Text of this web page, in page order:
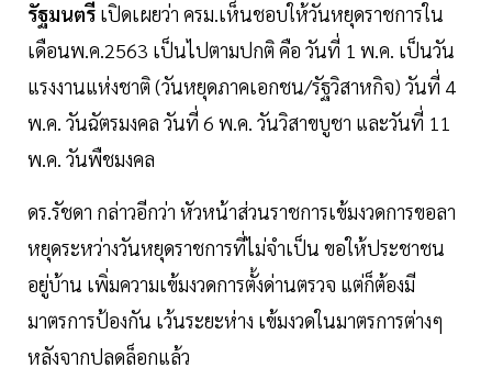
รัฐมนตรี เปิดเผยว่า ครม.เห็นชอบให้วันหยุดราชการใน
เดือนพ.ค.2563 เป็นไปตามปกติ คือ วันที่ 1 พ.ค. เป็นวัน
แรงงานแห่งชาติ (วันหยุดภาคเอกชน/รัฐวิสาหกิจ) วันที่ 4
พ.ค. วันฉัตรมงคล วันที่ 6 พ.ค. วันวิสาขบูชา และวันที่ 11
พ.ค. วันพืชมงคล
ดร.รัชดา กล่าวอีกว่า หัวหน้าส่วนราชการเข้มงวดการขอลา
หยุดระหว่างวันหยุดราชการที่ไม่จำเป็น ขอให้ประชาชน
อยู่บ้าน เพิ่มความเข้มงวดการตั้งด่านตรวจ แต่ก็ต้องมี
มาตรการป้องกัน เว้นระยะห่าง เข้มงวดในมาตรการต่างๆ
หลังจากปลดล็อกแล้ว